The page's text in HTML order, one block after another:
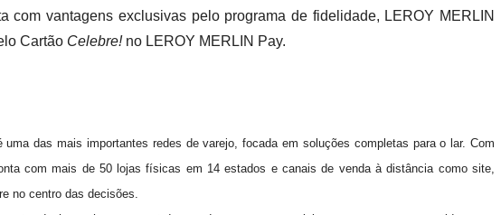
com vantagens exclusivas pelo programa de fidelidade, LEROY MERLIN
Cartão Celebre!no LEROY MERLIN Pay.
das mais importantes redes de varejo, focada em soluções completas para o lar. Com
com mais de 50 lojas físicas em 14 estados e canais de venda à distância como site,
no centro das decisões.